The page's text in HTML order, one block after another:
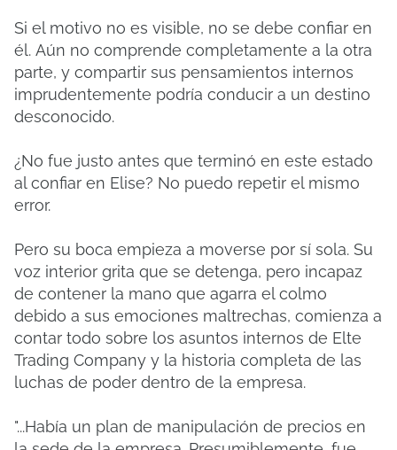
Si el motivo no es visible, no se debe confiar en
él. Aún no comprende completamente a la otra
parte, y compartir sus pensamientos internos
imprudentemente podría conducir a un destino
desconocido.
¿No fue justo antes que terminó en este estado
al confiar en Elise? No puedo repetir el mismo
error.
Pero su boca empieza a moverse por sí sola. Su
voz interior grita que se detenga, pero incapaz
de contener la mano que agarra el colmo
debido a sus emociones maltrechas, comienza a
contar todo sobre los asuntos internos de Elte
Trading Company y la historia completa de las
luchas de poder dentro de la empresa.
"...Había un plan de manipulación de precios en